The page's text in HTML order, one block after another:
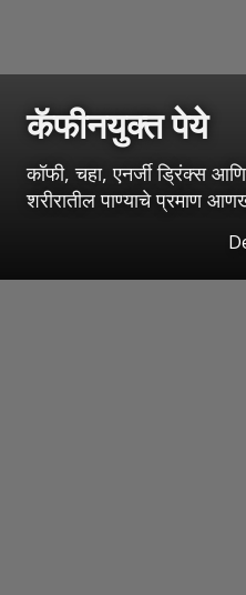
कॅफीनयुक्त पेये
कॉफी, चहा, एनर्जी ड्रिंक्स
शरीरातील पाण्याचे प्रमाण